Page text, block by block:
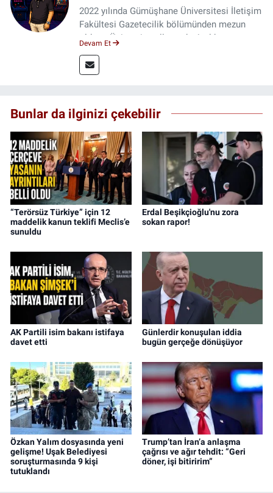
2022 yılında Gümüşhane Üniversitesi İletişim
Fakültesi Gazetecilik bölümünden mezun
oldum. Üniversite yıllarımda 4 yıl boyunca
saha deneyimi kazandım. 2023 yılından beri
Genç Gazete'de okurlarımıza haber
Devam Et
Bunlar da ilginizi çekebilir
“Terörsüz Türkiye” için 12
maddelik kanun teklifi Meclis’e
sunuldu
Erdal Beşikçioğlu'nu zora
sokan rapor!
AK Partili isim bakanı istifaya
davet etti
Günlerdir konuşulan iddia
bugün gerçeğe dönüşüyor
Özkan Yalım dosyasında yeni
gelişme! Uşak Belediyesi
soruşturmasında 9 kişi
tutuklandı
Trump’tan İran’a anlaşma
çağrısı ve ağır tehdit: “Geri
döner, işi bitiririm”